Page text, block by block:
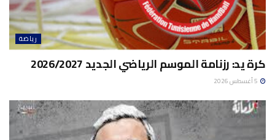
رياضة
كرة يد: رزنامة الموسم الرياضي الجديد 2026/2027